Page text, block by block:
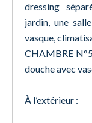
dressing
jardin, une
vasque,
CHAMBRE
douche avec
À l’extérieur :